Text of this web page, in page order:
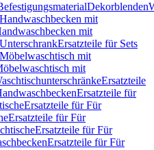
Dekorblenden
mit
mit
Ersatzteile für Sets
mit
mit
Ersatzteile
Ersatzteile für
Ersatzteile für Für
Ersatzteile für Für
Ersatzteile für Für
Ersatzteile für Für